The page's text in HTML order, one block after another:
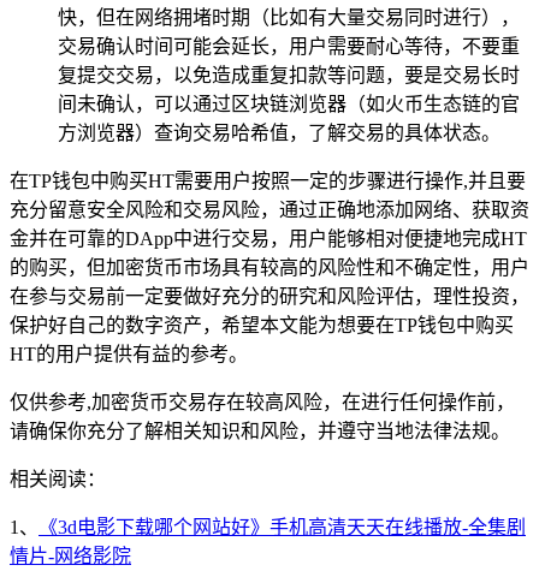
快，但在网络拥堵时期（比如有大量交易同时进行），
交易确认时间可能会延长，用户需要耐心等待，不要重
复提交交易，以免造成重复扣款等问题，要是交易长时
间未确认，可以通过区块链浏览器（如火币生态链的官
方浏览器）查询交易哈希值，了解交易的具体状态。
在TP钱包中购买HT需要用户按照一定的步骤进行操作,并且要
充分留意安全风险和交易风险，通过正确地添加网络、获取资
金并在可靠的DApp中进行交易，用户能够相对便捷地完成HT
的购买，但加密货币市场具有较高的风险性和不确定性，用户
在参与交易前一定要做好充分的研究和风险评估，理性投资，
保护好自己的数字资产，希望本文能为想要在TP钱包中购买
HT的用户提供有益的参考。
仅供参考,加密货币交易存在较高风险，在进行任何操作前，
请确保你充分了解相关知识和风险，并遵守当地法律法规。
相关阅读：
1、
《3d电影下载哪个网站好》手机高清天天在线播放-全集剧
情片-网络影院